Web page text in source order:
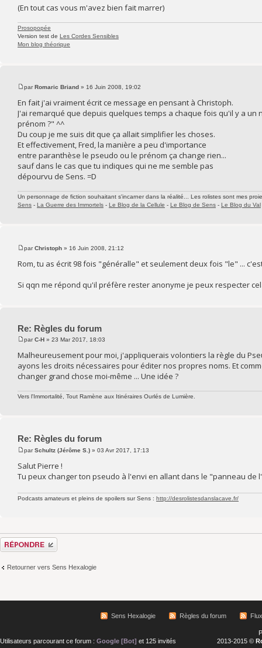
(En tout cas vous m'avez bien fait marrer)
Prosopopée
Version test de Les Cordes Sensibles
Mon blog théorique
parRomaric Briand » 16 Juin 2008, 19:02
En fait j'ai vraiment écrit ce message en pensant à Christoph.
J'ai remarqué que depuis quelques temps a chaque fois qu'il y a
prénom ?" ^^
Du coup je me suis dit que ça allait simplifier les choses.
Et effectivement, Fred, la manière a peu d'importance
entre paranthèse le pseudo ou le prénom ça change rien...
sauf dans le cas que tu indiques qui ne me semble pas
dépourvu de Sens. =D
Un personnage de fiction souhaitant s'incarner dans la réalité... Les rolistes sont mes
Sens - La Guerre des Immortels - Le Blog de la Cellule - Le Blog de Sens - Le Blog du Val
parChristoph » 16 Juin 2008, 21:12
Rom, tu as écrit 98 fois "généralle" et seulement deux fois "le" ...
Si qqn me répond qu'il préfère rester anonyme je peux respecter
Re: Règles du forum
parC-H » 23 Mar 2017, 18:03
Malheureusement pour moi, j'appliquerais volontiers la règle du
ayons les droits nécessaires pour éditer nos propres noms. Et
changer grand chose moi-même ... Une idée ?
Vers l'Immortalité, Tout Ramène aux Itinéraires Ourlés de Lumière.
Re: Règles du forum
parSchultz (Jérôme S.) » 03 Avr 2017, 17:13
Salut Pierre !
Tu peux changer ton pseudo à l'envi en allant dans le "panneau
Podcasts amateurs et pleins de spoilers sur Sens : http://desrolistesdanslacave.fr/
Répondre
Retourner vers Sens Hexalogie
Sens Hexalogie Règles du forum Flux
Utilisateurs parcourant ce forum : Google [Bot] et 125 invités
2013-2015 ©